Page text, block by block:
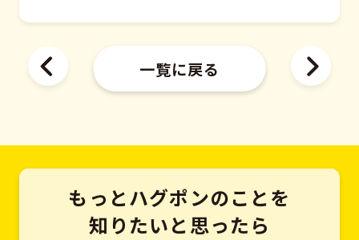
一覧に戻る
もっとハグポンのことを
知りたいと思ったら